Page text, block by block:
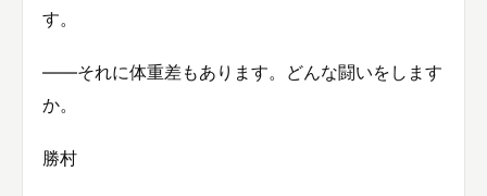
す。
——それに体重差もあります。どんな闘いをします
か。
勝村